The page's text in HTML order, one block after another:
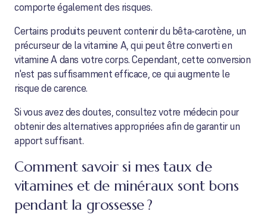
comporte également des risques.
Certains produits peuvent contenir du bêta-carotène, un
précurseur de la vitamine A, qui peut être converti en
vitamine A dans votre corps. Cependant, cette conversion
n'est pas suffisamment efficace, ce qui augmente le
risque de carence.
Si vous avez des doutes, consultez votre médecin pour
obtenir des alternatives appropriées afin de garantir un
apport suffisant.
Comment savoir si mes taux de
vitamines et de minéraux sont bons
pendant la grossesse ?